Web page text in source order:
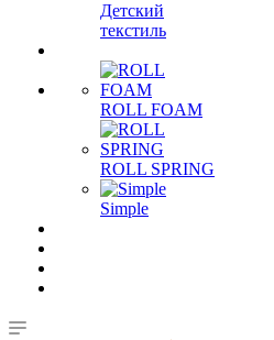
Детский
текстиль
ROLL FOAM
ROLL SPRING
Simple